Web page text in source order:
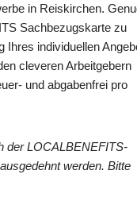
in Reiskirchen.
Sachbezugskarte zu
Ihres individuellen
cleveren Arbeitgebern
und abgabenfrei pro
der LOCALBENEFITS-
werden. Bitte